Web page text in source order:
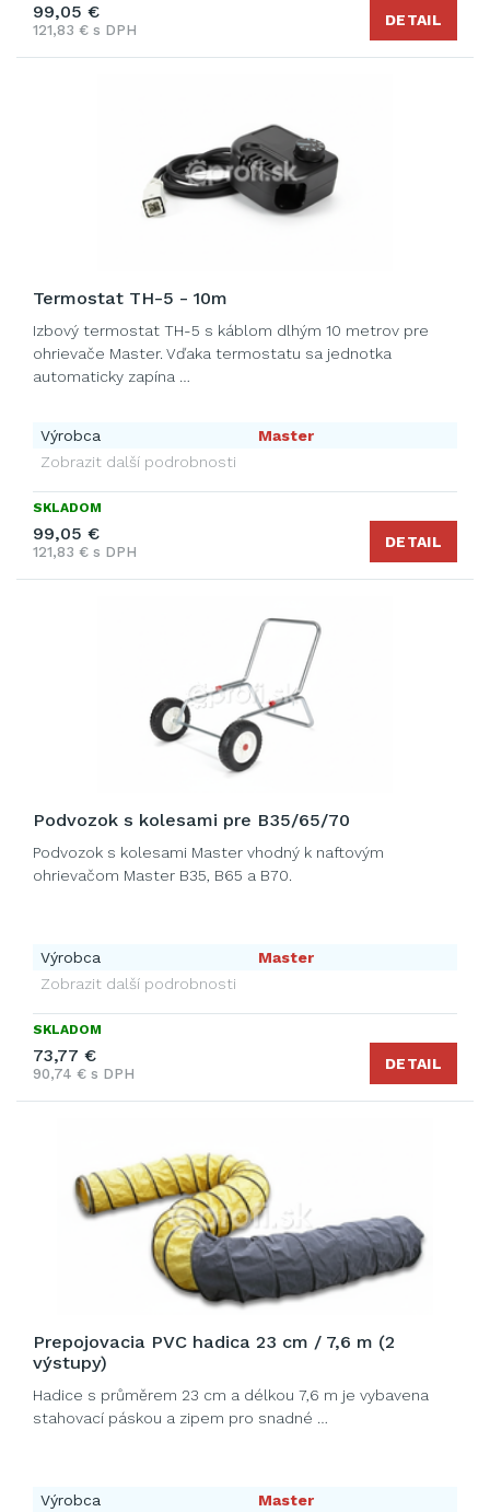
99,05 €
121,83 € s DPH
DETAIL
Termostat TH-5 - 10m
Izbový termostat TH-5 s káblom dlhým 10 metrov pre
ohrievače Master. Vďaka termostatu sa jednotka
automaticky zapína …
Výrobca
Master
Zobrazit další podrobnosti
SKLADOM
99,05 €
121,83 € s DPH
DETAIL
Podvozok s kolesami pre B35/65/70
Podvozok s kolesami Master vhodný k naftovým
ohrievačom Master B35, B65 a B70.
Výrobca
Master
Zobrazit další podrobnosti
SKLADOM
73,77 €
90,74 € s DPH
DETAIL
Prepojovacia PVC hadica 23 cm / 7,6 m (2
výstupy)
Hadice s průměrem 23 cm a délkou 7,6 m je vybavena
stahovací páskou a zipem pro snadné …
Výrobca Master